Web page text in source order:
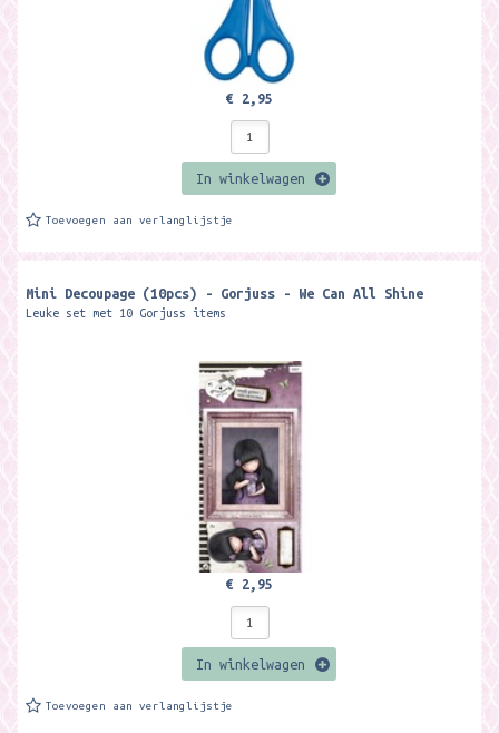
€ 2,95
In winkelwagen
Toevoegen aan verlanglijstje
Mini Decoupage (10pcs) - Gorjuss - We Can All Shine
Leuke set met 10 Gorjuss items
€ 2,95
In winkelwagen
Toevoegen aan verlanglijstje